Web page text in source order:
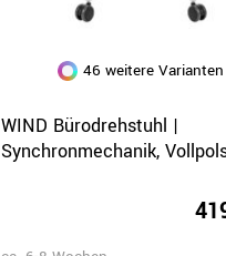
46 weitere Varianten
WIND Bürodrehstuhl |
Synchronmechanik,